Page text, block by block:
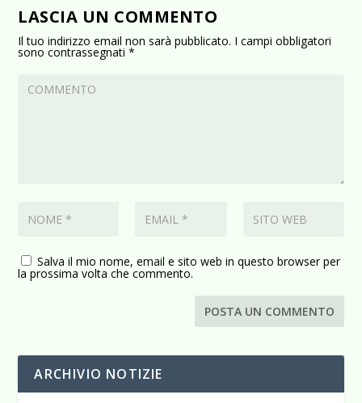
LASCIA UN COMMENTO
Il tuo indirizzo email non sarà pubblicato. I campi obbligatori
sono contrassegnati*
Salva il mio nome, email e sito web in questo browser per
la prossima volta che commento.
ARCHIVIO NOTIZIE